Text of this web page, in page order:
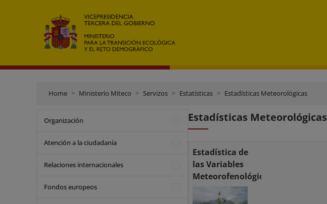
Home Ministerio Miteco Servizos Estatísticas Estadísticas Meteorológicas
Organización
Atención a la ciudadanía
Relaciones internacionales
Fondos europeos
Estadísticas Meteorológicas
Estadística de
las Variables
Meteorofenológicas